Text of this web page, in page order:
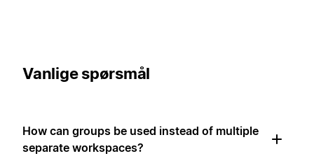
Vanlige spørsmål
How can groups be used instead of multiple
separate workspaces?